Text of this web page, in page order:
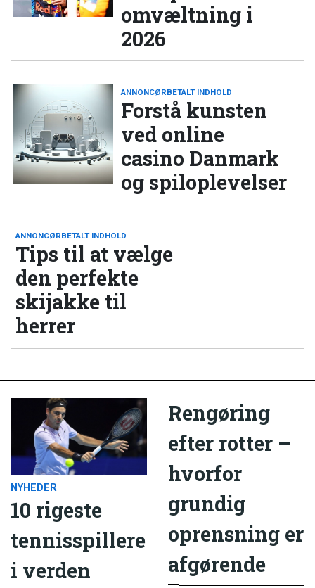
omvæltning i
2026
ANNONCØRBETALT INDHOLD
Forstå kunsten
ved online
casino Danmark
og spiloplevelser
ANNONCØRBETALT INDHOLD
Tips til at vælge
den perfekte
skijakke til
herrer
NYHEDER
10 rigeste
tennisspillere
i verden
Rengøring
efter rotter –
hvorfor
grundig
oprensning er
afgørende